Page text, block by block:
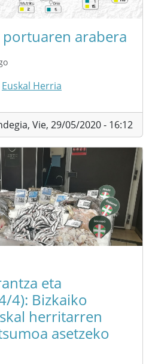
arabera
Euskal Herria
Vie, 29/05/2020 - 16:12
eta
4): Bizkaiko
herritarren
asetzeko